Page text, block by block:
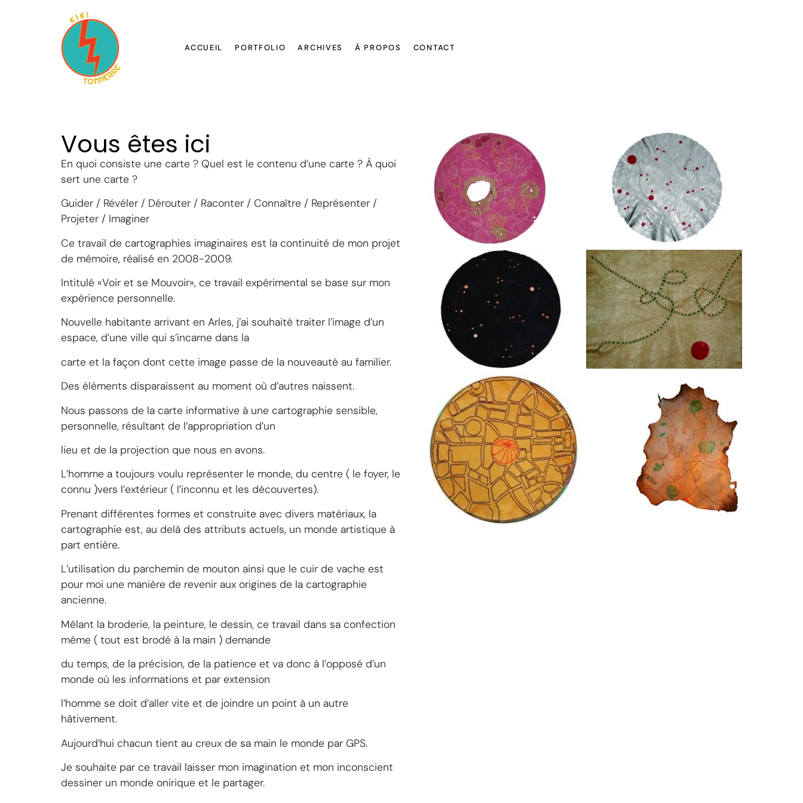
ACCUEIL PORTFOLIO ARCHIVES À PROPOS CONTACT
Vous êtes ici
En quoi consiste une carte ? Quel est le contenu d’une carte ? À quoi
sert une carte ?
Guider / Révéler / Dérouter / Raconter / Connaître / Représenter /
Projeter / Imaginer
Ce travail de cartographies imaginaires est la continuité de mon projet
de mémoire, réalisé en 2008-2009.
Intitulé «Voir et se Mouvoir», ce travail expérimental se base sur mon
expérience personnelle.
Nouvelle habitante arrivant en Arles, j’ai souhaité traiter l’image d’un
espace, d’une ville qui s’incarne dans la
carte et la façon dont cette image passe de la nouveauté au familier.
Des éléments disparaissent au moment où d’autres naissent.
Nous passons de la carte informative à une cartographie sensible,
personnelle, résultant de l’appropriation d’un
lieu et de la projection que nous en avons.
L’homme a toujours voulu représenter le monde, du centre ( le foyer, le
connu )vers l’extérieur ( l’inconnu et les découvertes).
Prenant différentes formes et construite avec divers matériaux, la
cartographie est, au delà des attributs actuels, un monde artistique à
part entière.
L’utilisation du parchemin de mouton ainsi que le cuir de vache est
pour moi une manière de revenir aux origines de la cartographie
ancienne.
Mêlant la broderie, la peinture, le dessin, ce travail dans sa confection
même ( tout est brodé à la main ) demande
du temps, de la précision, de la patience et va donc à l’opposé d’un
monde où les informations et par extension
l’homme se doit d’aller vite et de joindre un point à un autre
hâtivement.
Aujourd’hui chacun tient au creux de sa main le monde par GPS.
Je souhaite par ce travail laisser mon imagination et mon inconscient
dessiner un monde onirique et le partager.